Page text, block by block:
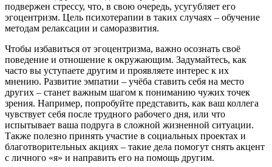
подвержен стрессу, что, в свою очередь, усугубляет его
эгоцентризм. Цель психотерапии в таких случаях – обучение
методам релаксации и саморазвития.
Чтобы избавиться от эгоцентризма, важно осознать своё
поведение и отношение к окружающим. Задумайтесь, как
часто вы уступаете другим и проявляете интерес к их
мнению. Развитие эмпатии – учёба ставить себя на место
других – станет важным шагом к пониманию чужих точек
зрения. Например, попробуйте представить, как ваш коллега
чувствует себя после трудного рабочего дня, или что
испытывает ваша подруга в сложной жизненной ситуации.
Также полезно принять участие в социальных проектах и
благотворительных акциях – такие дела помогут снять акцент
с личного «я» и направить его на помощь другим.